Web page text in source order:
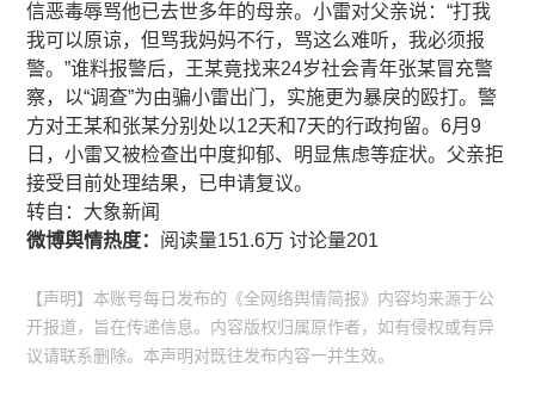
信恶毒辱骂他已去世多年的母亲。小雷对父亲说：“打我
我可以原谅，但骂我妈妈不行，骂这么难听，我必须报
警。”谁料报警后，王某竟找来24岁社会青年张某冒充警
察，以“调查”为由骗小雷出门，实施更为暴戾的殴打。警
方对王某和张某分别处以12天和7天的行政拘留。6月9
日，小雷又被检查出中度抑郁、明显焦虑等症状。父亲拒
接受目前处理结果，已申请复议。
​​转自：大象新闻
微博舆情热度： 阅读量151.6万 讨论量201
【声明】本账号每日发布的《全网络舆情简报》内容均来源于公
开报道，旨在传递信息。内容版权归属原作者，如有侵权或有异
议请联系删除。本声明对既往发布内容一并生效。